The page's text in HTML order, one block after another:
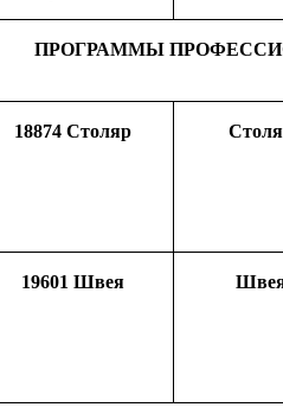
ПРОГРАММЫ
18874 Столяр
19601 Швея Ш